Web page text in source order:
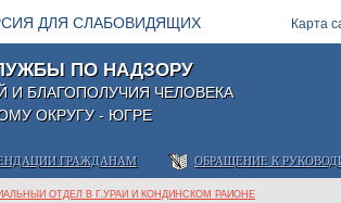
ДЛЯ СЛАБОВИДЯЩИХ Карта
ПО НАДЗОРУ
И БЛАГОПОЛУЧИЯ ЧЕЛОВЕКА
ОКРУГУ - ЮГРЕ
ГРАЖДАНАМ ОБРАЩЕНИЕ К
ОТДЕЛ В Г.УРАЙ И КОНДИНСКОМ РАЙОНЕ